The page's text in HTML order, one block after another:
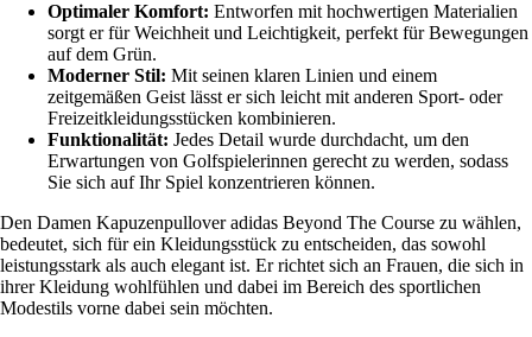
Optimaler Komfort: Entworfen mit hochwertigen Materialien
sorgt er für Weichheit und Leichtigkeit, perfekt für Bewegungen
auf dem Grün.
Moderner Stil: Mit seinen klaren Linien und einem
zeitgemäßen Geist lässt er sich leicht mit anderen Sport- oder
Freizeitkleidungsstücken kombinieren.
Funktionalität: Jedes Detail wurde durchdacht, um den
Erwartungen von Golfspielerinnen gerecht zu werden, sodass
Sie sich auf Ihr Spiel konzentrieren können.
Den Damen Kapuzenpullover adidas Beyond The Course zu wählen,
bedeutet, sich für ein Kleidungsstück zu entscheiden, das sowohl
leistungsstark als auch elegant ist. Er richtet sich an Frauen, die sich in
ihrer Kleidung wohlfühlen und dabei im Bereich des sportlichen
Modestils vorne dabei sein möchten.